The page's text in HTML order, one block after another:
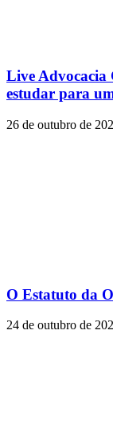
Live Advocacia
estudar para
26 de outubro de
O Estatuto da
24 de outubro de